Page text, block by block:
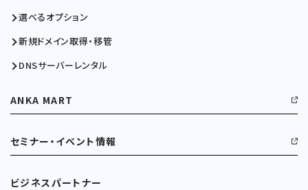
選べるオプション
新規ドメイン取得・移管
DNSサーバーレンタル
ANKA MART
セミナー・イベント情報
ビジネスパートナー